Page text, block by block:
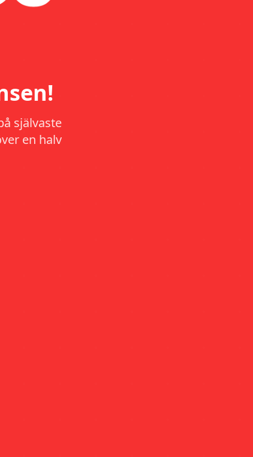
självaste
en halv